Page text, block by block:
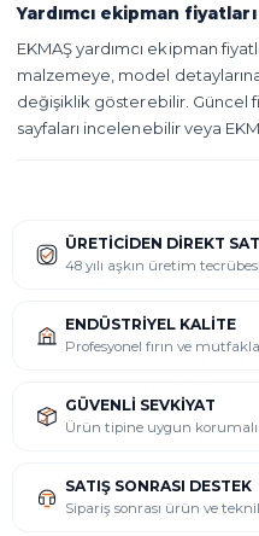
Yardımcı ekipman
EKMAŞ yardımcı ekipman
malzemeye, model
değişiklik gösterebilir. Güncel
sayfaları incelenebilir veya
ÜRETICIDEN DIREKT
48 yılı aşkın üretim
ENDÜSTRIYEL KALITE
Profesyonel fırın ve
GÜVENLI SEVKIYAT
Ürün tipine uygun
SATIŞ SONRASI DESTEK
Sipariş sonrası ürün ve